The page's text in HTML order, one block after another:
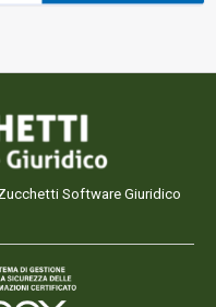
Software Giuridico